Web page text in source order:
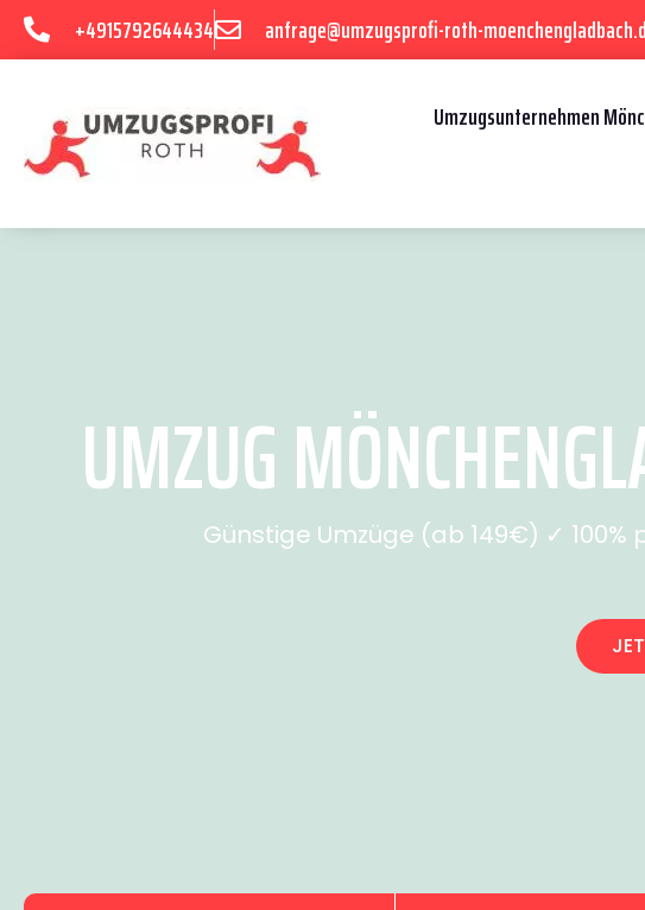
+4915792644434 anfrage@umzugsprofi-roth-
Umzugsunternehmen
UMZUG
Günstige Umzüge (ab 149€) ✓